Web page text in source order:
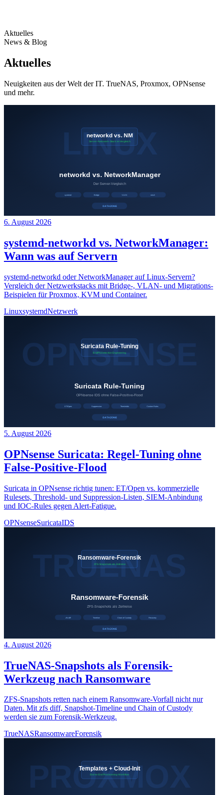
Aktuelles
News & Blog
Aktuelles
Neuigkeiten aus der Welt der IT. TrueNAS, Proxmox, OPNsense
und mehr.
6. August 2026
systemd-networkd vs. NetworkManager:
Wann was auf Servern
systemd-networkd oder NetworkManager auf Linux-Servern?
Vergleich der Netzwerkstacks mit Bridge-, VLAN- und Migrations-
Beispielen für Proxmox, KVM und Container.
LinuxsystemdNetzwerk
5. August 2026
OPNsense Suricata: Regel-Tuning ohne
False-Positive-Flood
Suricata in OPNsense richtig tunen: ET/Open vs. kommerzielle
Rulesets, Threshold- und Suppression-Listen, SIEM-Anbindung
und IOC-Rules gegen Alert-Fatigue.
OPNsenseSuricataIDS
4. August 2026
TrueNAS-Snapshots als Forensik-
Werkzeug nach Ransomware
ZFS-Snapshots retten nach einem Ransomware-Vorfall nicht nur
Daten. Mit zfs diff, Snapshot-Timeline und Chain of Custody
werden sie zum Forensik-Werkzeug.
TrueNASRansomwareForensik